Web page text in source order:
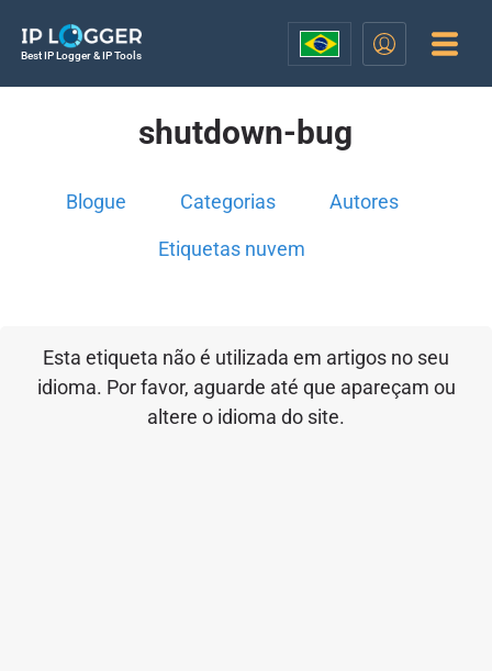
Best IP Logger & IP Tools
shutdown-bug
Blogue Categorias Autores
Etiquetas nuvem